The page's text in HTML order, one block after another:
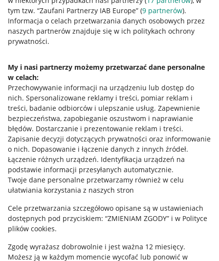
tym tzw. “Zaufani Partnerzy IAB Europe” (9 partnerów).
Informacja o celach przetwarzania danych osobowych przez
naszych partnerów znajduje się w ich politykach ochrony
prywatności.
My i nasi partnerzy możemy przetwarzać dane personalne
w celach:
Przechowywanie informacji na urządzeniu lub dostęp do
nich. Spersonalizowane reklamy i treści, pomiar reklam i
treści, badanie odbiorców i ulepszanie usług. Zapewnienie
bezpieczeństwa, zapobieganie oszustwom i naprawianie
błędów. Dostarczanie i prezentowanie reklam i treści.
Zapisanie decyzji dotyczących prywatności oraz informowanie
o nich. Dopasowanie i łączenie danych z innych źródeł.
Łączenie różnych urządzeń. Identyfikacja urządzeń na
podstawie informacji przesyłanych automatycznie.
Twoje dane personalne przetwarzamy również w celu
ułatwiania korzystania z naszych stron
Cele przetwarzania szczegółowo opisane są w ustawieniach
dostępnych pod przyciskiem: “ZMIENIAM ZGODY” i w Polityce
plików cookies.
Zgodę wyrażasz dobrowolnie i jest ważna 12 miesięcy.
Możesz ją w każdym momencie wycofać lub ponowić w
Przydatne informacje
Jak to działa
Allegro Gadane dla sprzedających
Allegro Gadane dla kupujących
Mapa miejscowości
Informacje prawne
Regulamin
Polityka plików "cookies"
Ustawienia plików "cookies"
Udostępnianie lokalizacji
Informacje dla Aktu o Usługach Cyfrowych
Pobierz aplikację